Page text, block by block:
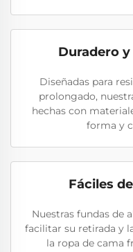
Duradero
Diseñadas para
prolongado,
hechas con
forma y
Fáciles
Nuestras fundas de
facilitar su retirada y
la ropa de cama